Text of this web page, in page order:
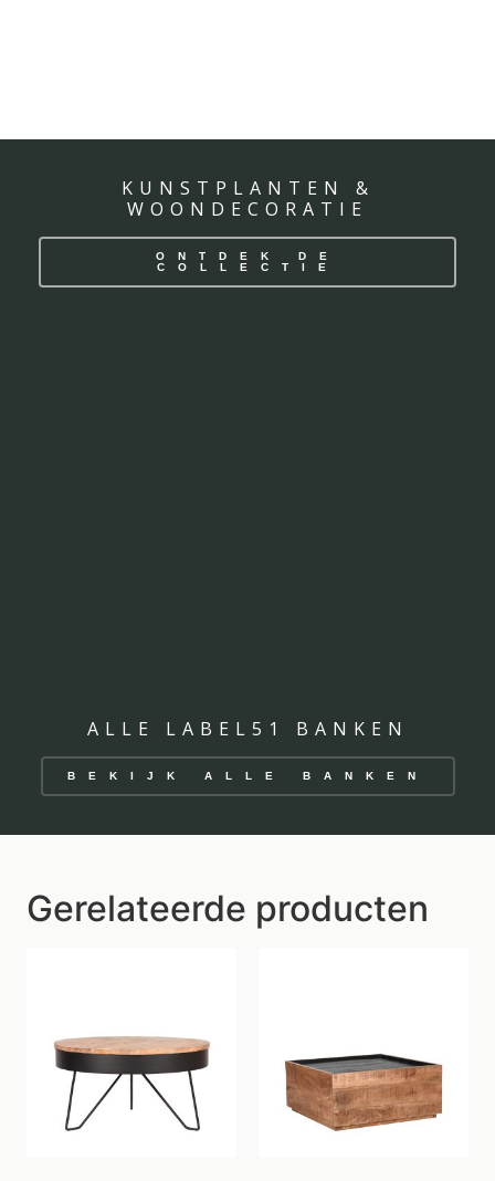
KUNSTPLANTEN &
WOONDECORATIE
ONTDEK DE
COLLECTIE
ALLE LABEL51 BANKEN
BEKIJK ALLE BANKEN
Gerelateerde producten